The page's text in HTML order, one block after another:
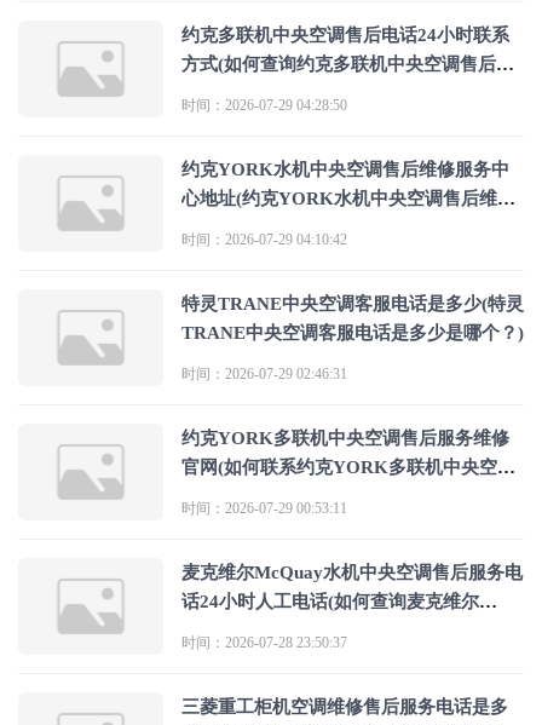
约克多联机中央空调售后电话24小时联系
方式(如何查询约克多联机中央空调售后电
时间：2026-07-29 04:28:50
约克YORK水机中央空调售后维修服务中
心地址(约克YORK水机中央空调售后维修
时间：2026-07-29 04:10:42
特灵TRANE中央空调客服电话是多少(特灵
TRANE中央空调客服电话是多少是哪个？)
时间：2026-07-29 02:46:31
约克YORK多联机中央空调售后服务维修
官网(如何联系约克YORK多联机中央空调
时间：2026-07-29 00:53:11
麦克维尔McQuay水机中央空调售后服务电
话24小时人工电话(如何查询麦克维尔
时间：2026-07-28 23:50:37
三菱重工柜机空调维修售后服务电话是多